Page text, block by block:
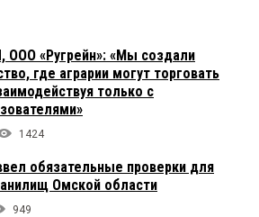
«Ругрейн»: «Мы создали
где аграрии могут торговать
только с
1424
обязательные проверки для
Омской области
949